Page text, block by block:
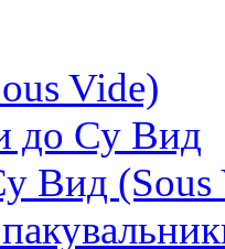
Vide)
до Су Вид
Вид (Sous